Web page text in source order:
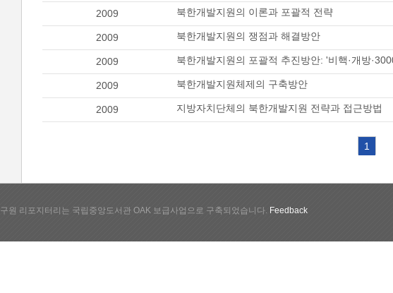
2009 북한개발지원의 이론과 포괄적 전략
2009 북한개발지원의 쟁점과 해결방안
2009 북한개발지원의 포괄적 추진방안: '비핵·개방
2009 북한개발지원체제의 구축방안
2009 지방자치단체의 북한개발지원 전략과 접근방법
1
원 리포지터리는 국립중앙도서관 OAK 보급사업으로 구축되었습니다. Feedback